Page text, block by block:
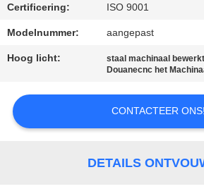
SITEMAP
PRIVACY
Certificering: ISO 9001
Modelnummer: aangepast
Hoog licht: staal machinaal
Douanecnc het
CONTACTEER ONS!
DETAILS